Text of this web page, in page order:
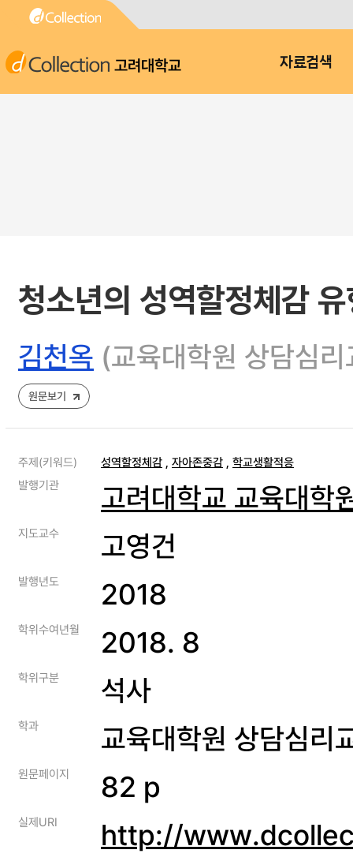
고려대학교 자료검색
청소년의 성역할정체감
김천옥 (교육대학원 상담심
원문보기
주제(키워드) 성역할정체감 , 자아존중감 , 학교생활적응
발행기관
고려대학교 교육대학
지도교수 고영건
발행년도 2018
학위수여년월 2018. 8
학위구분 석사
학과 교육대학원 상담심리
원문페이지 82 p
실제URI http://